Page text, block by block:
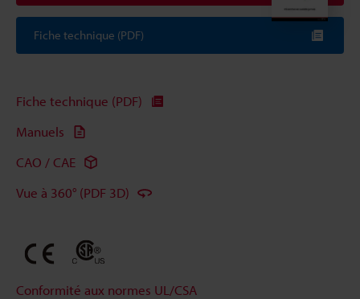
Fiche technique (PDF)
Fiche technique (PDF)
Manuels
CAO / CAE
Vue à 360° (PDF 3D)
Conformité aux normes UL/CSA